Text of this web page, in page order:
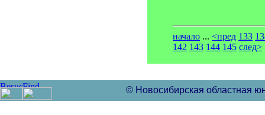
начало ... <пред 133
142 143 144 145 след>
© Новосибирская областная